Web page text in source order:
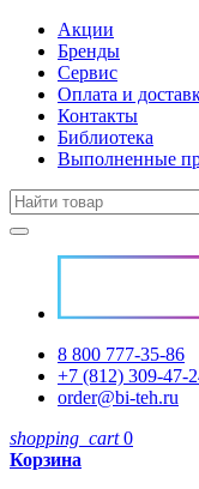
Акции
Бренды
Сервис
Оплата и
Контакты
Библиотека
Выполненные
8 800 777-35-86
+7 (812) 309-47-
order@bi-teh.ru
shopping_cart 0
Корзина